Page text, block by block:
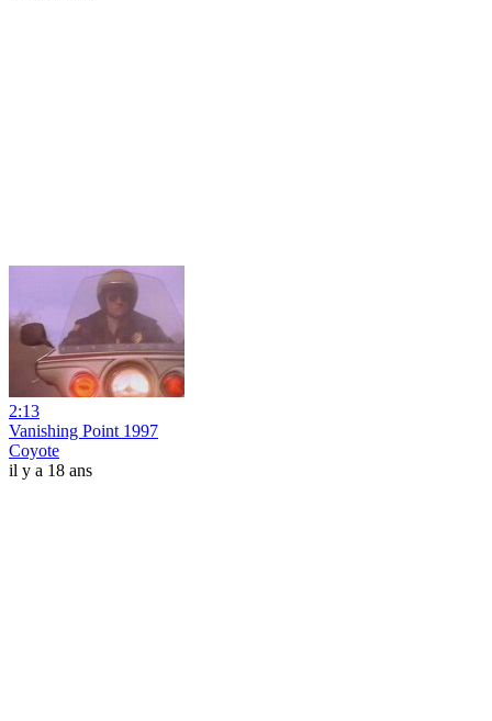
2:13
Vanishing Point 1997
Coyote
il y a 18 ans